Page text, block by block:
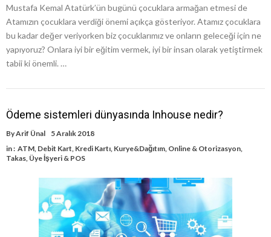
Mustafa Kemal Atatürk’ün bugünü çocuklara armağan etmesi de
Atamızın çocuklara verdiği önemi açıkça gösteriyor. Atamız çocuklara
bu kadar değer veriyorken biz çocuklarımız ve onların geleceği için ne
yapıyoruz? Onlara iyi bir eğitim vermek, iyi bir insan olarak yetiştirmek
tabii ki önemli. …
Ödeme sistemleri dünyasında Inhouse nedir?
ByArif Ünal
5 Aralık 2018
in : ATM, Debit Kart, Kredi Kartı, Kurye&Dağıtım, Online & Otorizasyon,
Takas, Üye İşyeri & POS